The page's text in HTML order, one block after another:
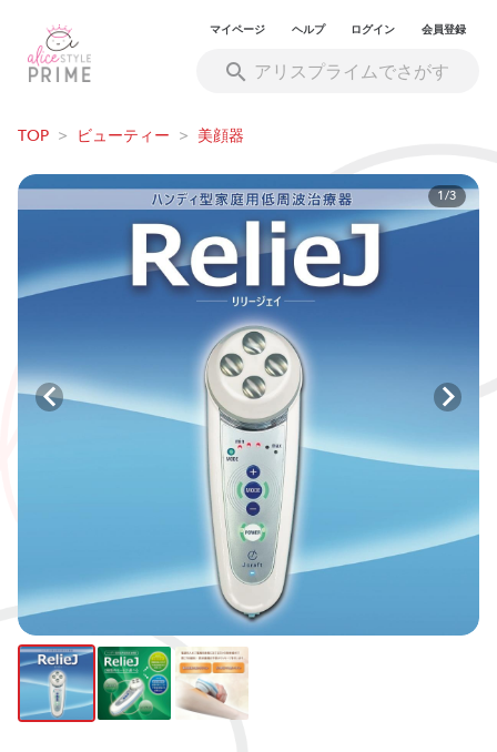
マイページ ヘルプ ログイン 会員登録
TOP > ビューティー > 美顔器
1/3